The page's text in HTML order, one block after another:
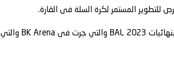
للتطوير المستمر لكرة السلة فى القارة.
فى 27 مايو 2023، فـاز الاهلي المصرى على AS Douanes السنغالي بنتيجة 80-65 ليفوز بنهائيات BAL 2023 والتي جرت فى BK Arena والتي